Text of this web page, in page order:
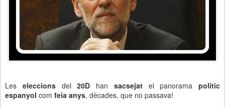
Les eleccions del20D han sacsejatel panorama polític
espanyol com feia anys, dècades, que no passava!